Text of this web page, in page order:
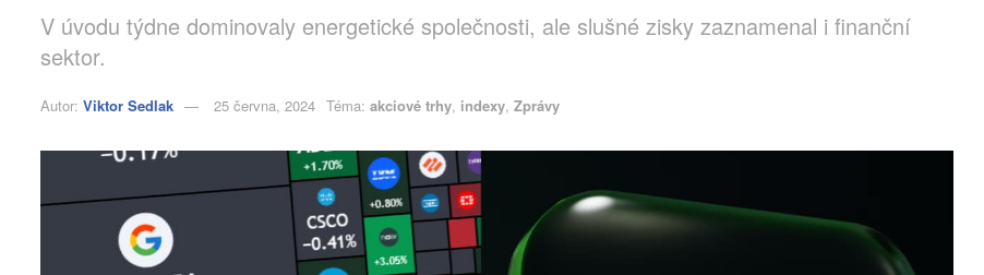
V úvodu týdne dominovaly energetické společnosti, ale slušné zisky zaznamenal i finanční
sektor.
Autor: Viktor Sedlak 25 června, 2024 Téma: akciové trhy, indexy, Zprávy